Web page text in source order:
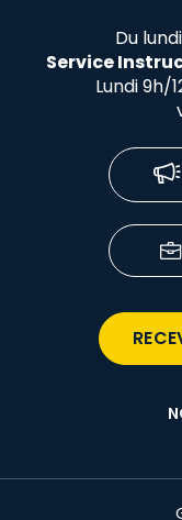
Du
Service
Lundi 9h/